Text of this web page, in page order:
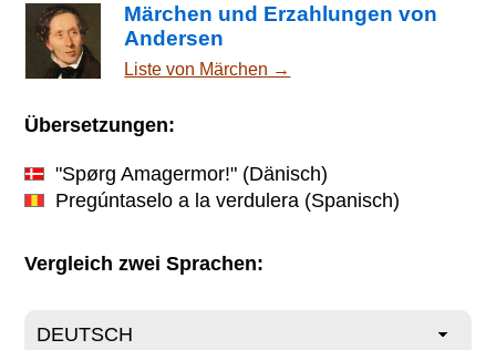
Märchen und Erzahlungen von
Andersen
Liste von Märchen →
Übersetzungen:
"Spørg Amagermor!" (Dänisch)
Pregúntaselo a la verdulera (Spanisch)
Vergleich zwei Sprachen: